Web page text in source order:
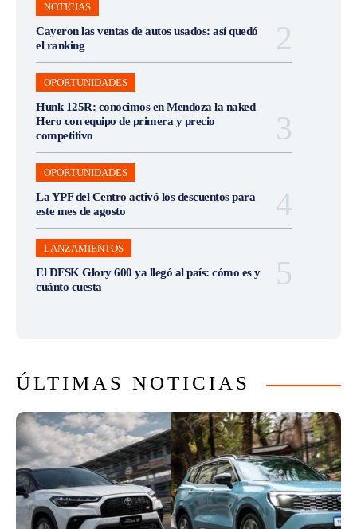
NOTICIAS
Cayeron las ventas de autos usados: así quedó
el ranking
OPORTUNIDADES
Hunk 125R: conocimos en Mendoza la naked
Hero con equipo de primera y precio
competitivo
OPORTUNIDADES
La YPF del Centro activó los descuentos para
este mes de agosto
LANZAMIENTOS
El DFSK Glory 600 ya llegó al país: cómo es y
cuánto cuesta
ÚLTIMAS NOTICIAS